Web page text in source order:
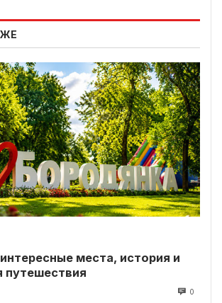
места, история и
путешествия
0